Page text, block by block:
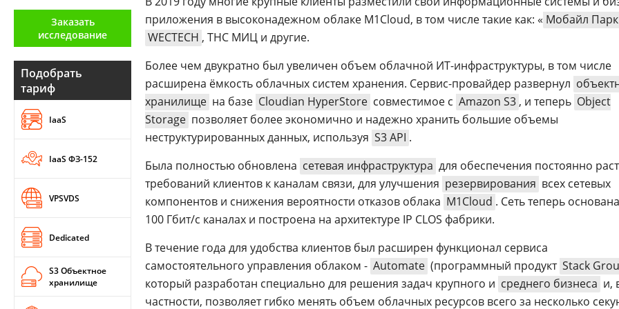
Аналитика
Конференции
Техника
издании
Вакансии
Контакты
Telegram
Заказать
исследование
Подобрать
тариф
IaaS
IaaS ФЗ-152
VPSVDS
Dedicated
S3 Объектное
хранилище
приложения в высоконадежном облаке М1Cloud, в том числе такие как: « Мобайл Парк
WECTECH , ТНС МИЦ и другие.
Более чем двукратно был увеличен объем облачной ИТ-инфраструктуры, в том числе
расширена ёмкость облачных систем хранения. Сервис-провайдер развернул
хранилище на базе Cloudian HyperStore совместимое с Amazon S3 , и теперь Object
Storage позволяет более экономично и надежно хранить большие объемы
неструктурированных данных, используя S3 API .
Была полностью обновлена сетевая инфраструктура для обеспечения постоянно
требований клиентов к каналам связи, для улучшения резервирования всех сетевых
компонентов и снижения вероятности отказов облака M1Cloud . Сеть теперь
100 Гбит/c каналах и построена на архитектуре IP CLOS фабрики.
В течение года для удобства клиентов был расширен функционал сервиса
самостоятельного управления облаком - Automate (программный продукт Stack
который разработан специально для решения задач крупного и среднего бизнеса и,
частности, позволяет гибко менять объем облачных ресурсов всего за несколько